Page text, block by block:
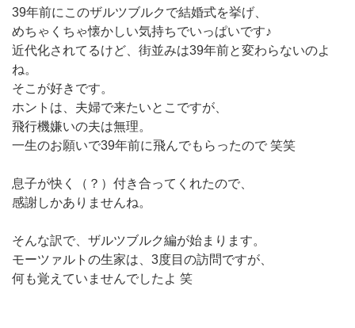
39年前にこのザルツブルクで結婚式を挙げ、
めちゃくちゃ懐かしい気持ちでいっぱいです♪
近代化されてるけど、街並みは39年前と変わらないのよ
ね。
そこが好きです。
ホントは、夫婦で来たいとこですが、
飛行機嫌いの夫は無理。
一生のお願いで39年前に飛んでもらったので 笑笑
息子が快く（？）付き合ってくれたので、
感謝しかありませんね。
そんな訳で、ザルツブルク編が始まります。
モーツァルトの生家は、3度目の訪問ですが、
何も覚えていませんでしたよ 笑